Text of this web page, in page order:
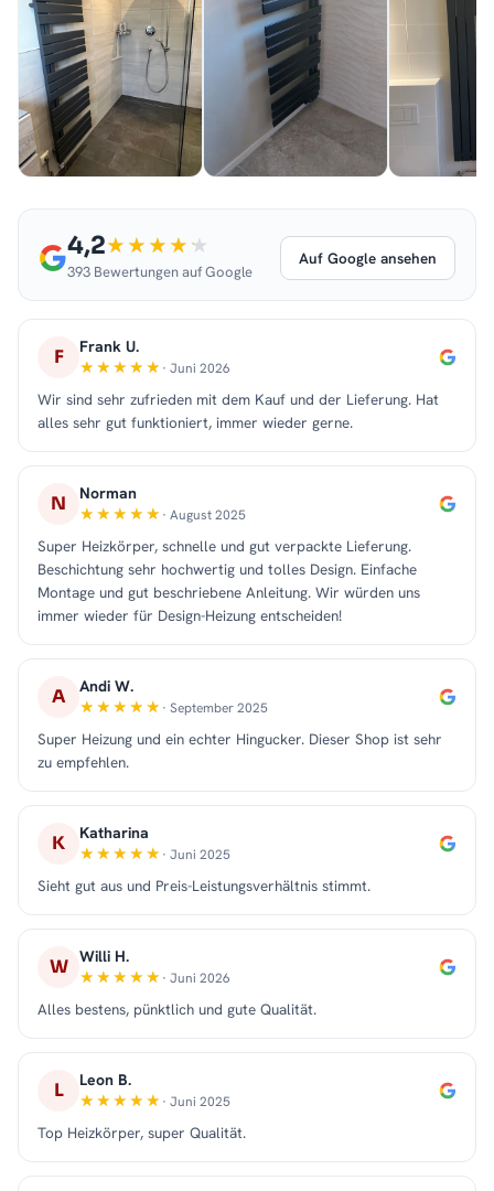
4,2
393 Bewertungen auf Google
Auf Google ansehen
F Frank U.
· Juni 2026
Wir sind sehr zufrieden mit dem Kauf und der Lieferung. Hat
alles sehr gut funktioniert, immer wieder gerne.
N Norman
· August 2025
Super Heizkörper, schnelle und gut verpackte Lieferung.
Beschichtung sehr hochwertig und tolles Design. Einfache
Montage und gut beschriebene Anleitung. Wir würden uns
immer wieder für Design-Heizung entscheiden!
A Andi W.
· September 2025
Super Heizung und ein echter Hingucker. Dieser Shop ist sehr
zu empfehlen.
K Katharina
· Juni 2025
Sieht gut aus und Preis-Leistungsverhältnis stimmt.
W Willi H.
· Juni 2026
Alles bestens, pünktlich und gute Qualität.
L Leon B.
· Juni 2025
Top Heizkörper, super Qualität.